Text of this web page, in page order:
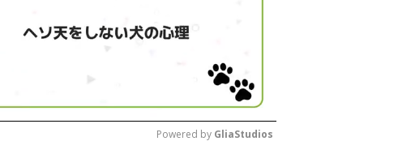
Powered by GliaStudios